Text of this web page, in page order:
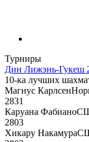
Турниры
Дин Лижэнь-Гукеш
10-ка лучших
Магнус Карлсен
2831
Каруана Фабиано
2803
Хикару Накамура